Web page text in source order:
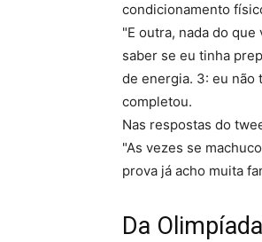
condicionamento
"E outra, nada do
saber se eu tinha
de energia. 3: eu não
completou.
Nas respostas do
"As vezes se
prova já acho muita
Da